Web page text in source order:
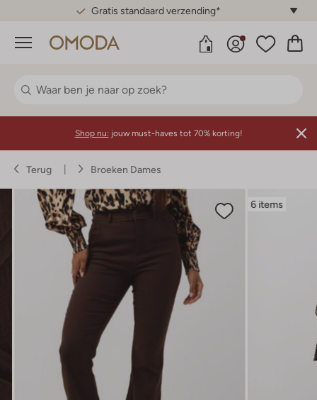
Gratis standaard verzending*
Menu
Shop nu: jouw must-haves tot 70% korting!
Terug Broeken Dames
6 items